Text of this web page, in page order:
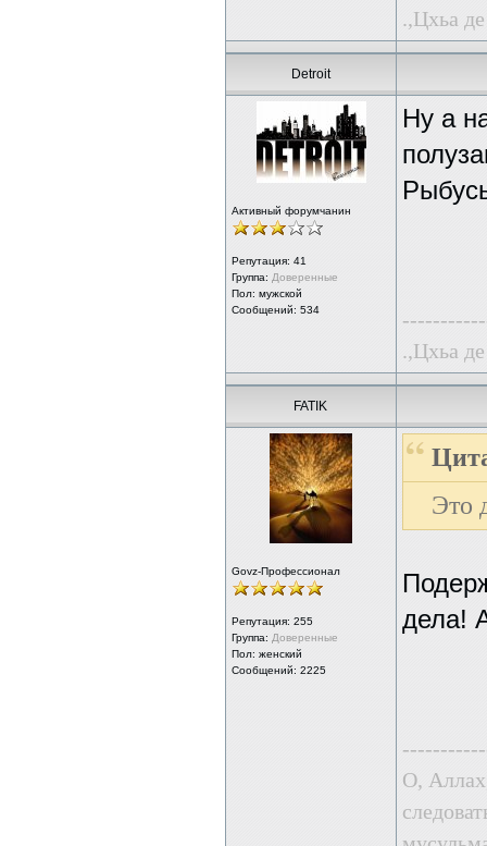
.,Цхьа
Detroit
Активный форумчанин
Репутация: 41
Группа: Доверенные
Пол: мужской
Сообщений: 534
Ну а
.,Цхьа
FATIK
Govz-Профессионал
Репутация: 255
Группа: Доверенные
Пол: женский
Сообщений: 2225
Это
дела!
О,